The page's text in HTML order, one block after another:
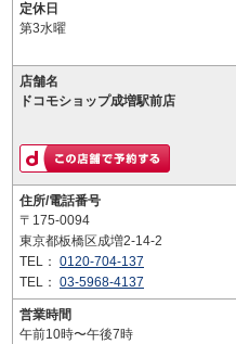
定休日
第3水曜
店舗名
ドコモショップ成増駅前店
住所/電話番号
〒175-0094
東京都板橋区成増2-14-2
TEL： 0120-704-137
TEL： 03-5968-4137
営業時間
午前10時〜午後7時